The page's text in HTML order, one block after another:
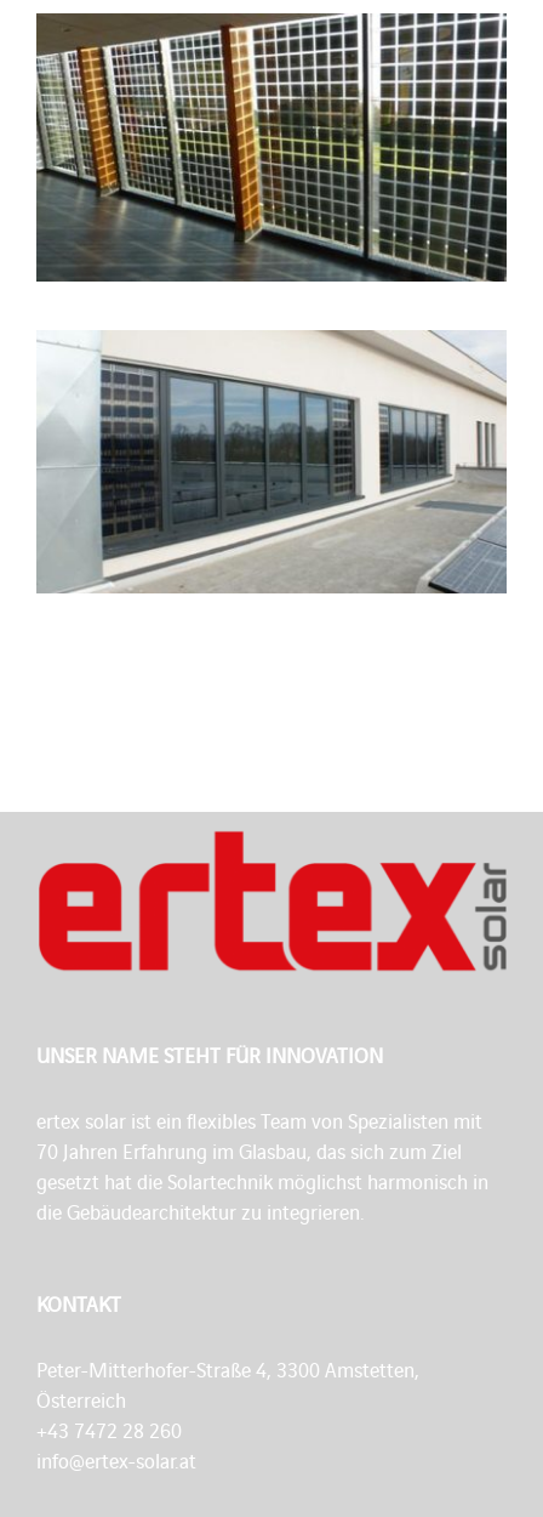
UNSER NAME STEHT FÜR INNOVATION
ertex solar ist ein flexibles Team von Spezialisten mit
70 Jahren Erfahrung im Glasbau, das sich zum Ziel
gesetzt hat die Solartechnik möglichst harmonisch in
die Gebäudearchitektur zu integrieren.
KONTAKT
Peter-Mitterhofer-Straße 4, 3300 Amstetten,
Österreich
+43 7472 28 260
info@ertex-solar.at